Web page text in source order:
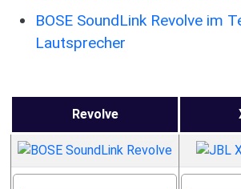
BOSE SoundLink Revolve im
Lautsprecher
Revolve